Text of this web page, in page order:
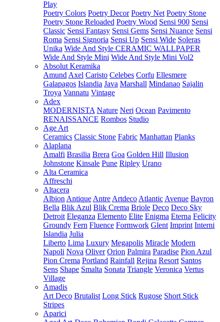
Play
Poetry Colors Poetry Decor Poetry Net Poetry Stone
Poetry Stone Reloaded Poetry Wood Sensi 900 Sensi
Classic Sensi Fantasy Sensi Gems Sensi Nuance Sensi
Roma Sensi Signoria Sensi Up Sensi Wide Soleras
Unika Wide And Style CERAMIC WALLPAPER
Wide And Style Mini Wide And Style Mini Vol2
Absolut Keramika
Amund Axel Caristo Celebes Corfu Ellesmere
Galapagos Islandia Java Marshall Mindanao Sajalin
Troya Vannatu Vintage
Adex
MODERNISTA Nature Neri Ocean Pavimento
RENAISSANCE Rombos Studio
Age Art
Ceramics Classic Stone Fabric Manhattan Planks
Alaplana
Amalfi Brasilia Brera Goa Golden Hill Illusion
Johnstone Kinsale Pune Ripley Urano
Alta Ceramica
Affreschi
Altacera
Albion Antique Antre Artdeco Atlantic Avenue Bayron
Bella Blik Azul Blik Crema Briole Deco Deco Sky
Detroit Eleganza Elemento Elite Enigma Eterna Felicity
Groundy Fern Fluence Formwork Glent Imprint Interni
Islandia Julia
Liberto Lima Luxury Megapolis Miracle Modern
Napoli Nova Oliver Orion Palmira Paradise Pion Azul
Pion Crema Portland Rainfall Rejina Resort Santos
Sens Shape Smalta Sonata Triangle Veronica Vertus
Village
Amadis
Art Deco Brutalist Long Stick Rugose Short Stick
Stripes
Aparici